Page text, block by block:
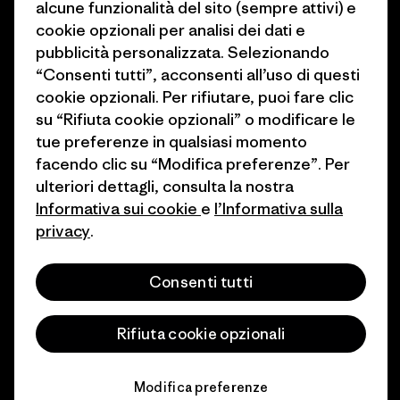
Come finanziamo
Buoni regalo
Trova un negozio
Programma di affiliazione
Patagonia Svizzera Mappa del
sito
© 2026 Patagonia, Inc. All Rights Reserved.
italiano
alcune funzionalità del sito (sempre attivi) e
cookie opzionali per analisi dei dati e
pubblicità personalizzata. Selezionando
“Consenti tutti”, acconsenti all’uso di questi
cookie opzionali. Per rifiutare, puoi fare clic
su “Rifiuta cookie opzionali” o modificare le
tue preferenze in qualsiasi momento
facendo clic su “Modifica preferenze”. Per
ulteriori dettagli, consulta la nostra
Informativa sui cookie e l’Informativa sulla
privacy.
Consenti tutti
Rifiuta cookie opzionali
Modifica preferenze